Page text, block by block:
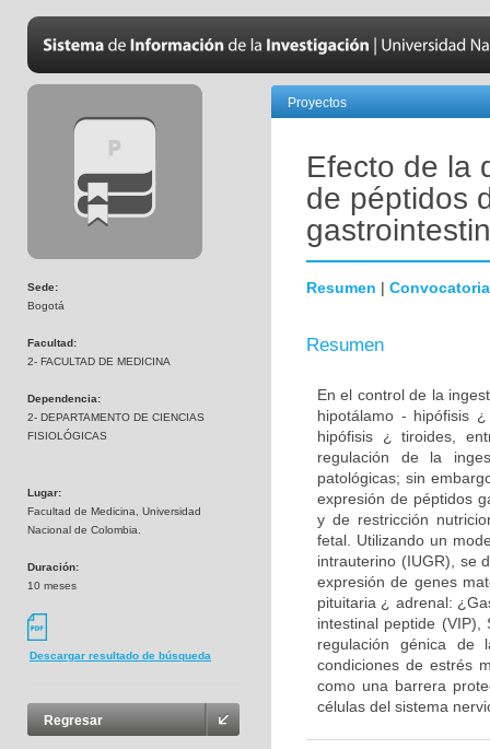
Sede:
Bogotá
Facultad:
2- FACULTAD DE MEDICINA
Dependencia:
2- DEPARTAMENTO DE CIENCIAS
FISIOLÓGICAS
Lugar:
Facultad de Medicina, Universidad
Nacional de Colombia.
Duración:
10 meses
Descargar resultado de búsqueda
Regresar
Proyectos
Efecto de la
de péptidos
Resumen | Convocatoria
Resumen
En el control de la
hipotálamo - hipófisis
hipófisis ¿ tiroides,
regulación de la
patológicas; sin
expresión de péptidos
y de restricción
fetal. Utilizando un
intrauterino (IUGR), se
expresión de genes
pituitaria ¿ adrenal:
intestinal peptide (VIP),
regulación génica de
condiciones de estrés
como una barrera
células del sistema